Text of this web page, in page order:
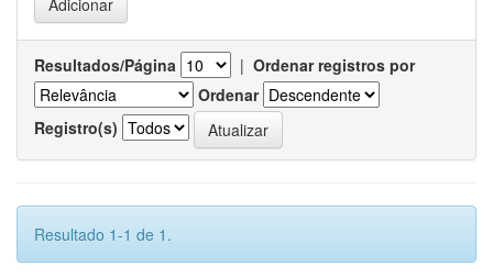
Resultados/Página | Ordenar registros por
Ordenar
Registro(s)
Resultado 1-1 de 1.